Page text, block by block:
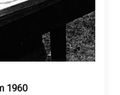
1960